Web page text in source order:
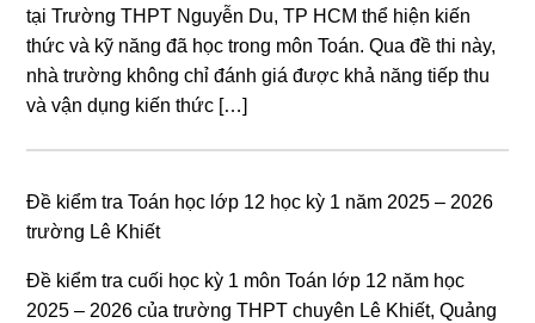
tại Trường THPT Nguyễn Du, TP HCM thể hiện kiến
thức và kỹ năng đã học trong môn Toán. Qua đề thi này,
nhà trường không chỉ đánh giá được khả năng tiếp thu
và vận dụng kiến thức […]
Đề kiểm tra Toán học lớp 12 học kỳ 1 năm 2025 – 2026
trường Lê Khiết
Đề kiểm tra cuối học kỳ 1 môn Toán lớp 12 năm học
2025 – 2026 của trường THPT chuyên Lê Khiết, Quảng